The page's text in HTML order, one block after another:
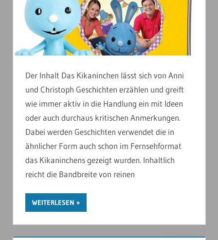
Der Inhalt Das Kikaninchen lässt sich von Anni
und Christoph Geschichten erzählen und greift
wie immer aktiv in die Handlung ein mit Ideen
oder auch durchaus kritischen Anmerkungen.
Dabei werden Geschichten verwendet die in
ähnlicher Form auch schon im Fernsehformat
das Kikaninchens gezeigt wurden. Inhaltlich
reicht die Bandbreite von reinen
WEITERLESEN